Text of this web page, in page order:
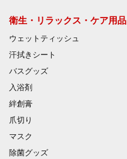
衛生・リラックス・ケア用品
ウェットティッシュ
汗拭きシート
バスグッズ
入浴剤
絆創膏
爪切り
マスク
除菌グッズ